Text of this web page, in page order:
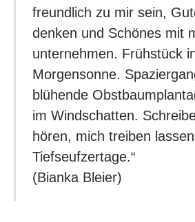
freundlich zu mir sein,
denken und Schönes mit
unternehmen. Frühstück
Morgensonne.
blühende
im Windschatten.
hören, mich treiben
Tiefseufzertage.“
(Bianka Bleier)